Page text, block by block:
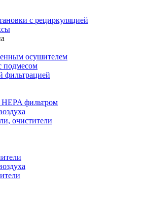
с рециркуляцией
осушителем
подмесом
фильтрацией
фильтром
очистители